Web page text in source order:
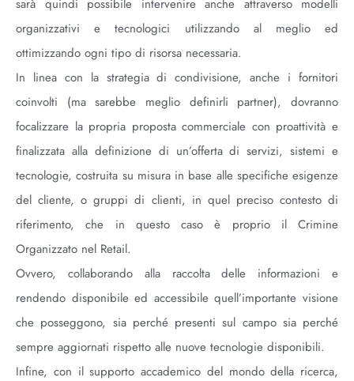
sarà quindi possibile intervenire anche attraverso modelli
organizzativi e tecnologici utilizzando al meglio ed
ottimizzando ogni tipo di risorsa necessaria.
In linea con la strategia di condivisione, anche i fornitori
coinvolti (ma sarebbe meglio definirli partner), dovranno
focalizzare la propria proposta commerciale con proattività e
finalizzata alla definizione di un’offerta di servizi, sistemi e
tecnologie, costruita su misura in base alle specifiche esigenze
del cliente, o gruppi di clienti, in quel preciso contesto di
riferimento, che in questo caso è proprio il Crimine
Organizzato nel Retail.
Ovvero, collaborando alla raccolta delle informazioni e
rendendo disponibile ed accessibile quell’importante visione
che posseggono, sia perché presenti sul campo sia perché
sempre aggiornati rispetto alle nuove tecnologie disponibili.
Infine, con il supporto accademico del mondo della ricerca,